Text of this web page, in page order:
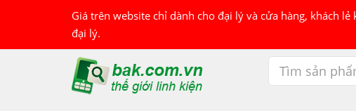
Giá trên website chỉ dành cho đại lý và cửa hàng, khách
đại lý.